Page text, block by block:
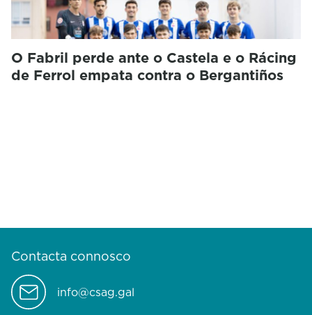
O Fabril perde ante o Castela e o Rácing
de Ferrol empata contra o Bergantiños
Contacta connosco
info@csag.gal